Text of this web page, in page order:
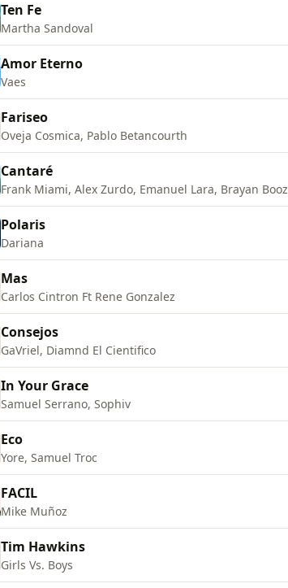
Ten Fe
Martha Sandoval
Amor Eterno
Vaes
Fariseo
Oveja Cosmica, Pablo Betancourth
Cantaré
Frank Miami, Alex Zurdo, Emanuel Lara, Brayan Booz
Polaris
Dariana
Mas
Carlos Cintron Ft Rene Gonzalez
Consejos
GaVriel, Diamnd El Cientifico
In Your Grace
Samuel Serrano, Sophiv
Eco
Yore, Samuel Troc
FACIL
Mike Muñoz
Tim Hawkins
Girls Vs. Boys